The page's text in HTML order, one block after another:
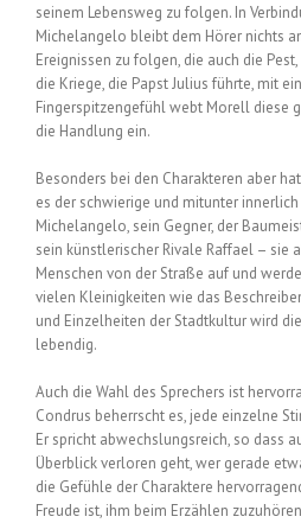
seinem Lebensweg zu folgen. In
Michelangelo bleibt dem Hörer nichts
Ereignissen zu folgen, die auch die
die Kriege, die Papst Julius führte, mit
Fingerspitzengefühl webt Morell diese
die Handlung ein.
Besonders bei den Charakteren aber
es der schwierige und mitunter
Michelangelo, sein Gegner, der
sein künstlerischer Rivale Raffael – sie
Menschen von der Straße auf und
vielen Kleinigkeiten wie das
und Einzelheiten der Stadtkultur wird
lebendig.
Auch die Wahl des Sprechers ist
Condrus beherrscht es, jede einzelne
Er spricht abwechslungsreich, so dass
Überblick verloren geht, wer gerade
die Gefühle der Charaktere
Freude ist, ihm beim Erzählen